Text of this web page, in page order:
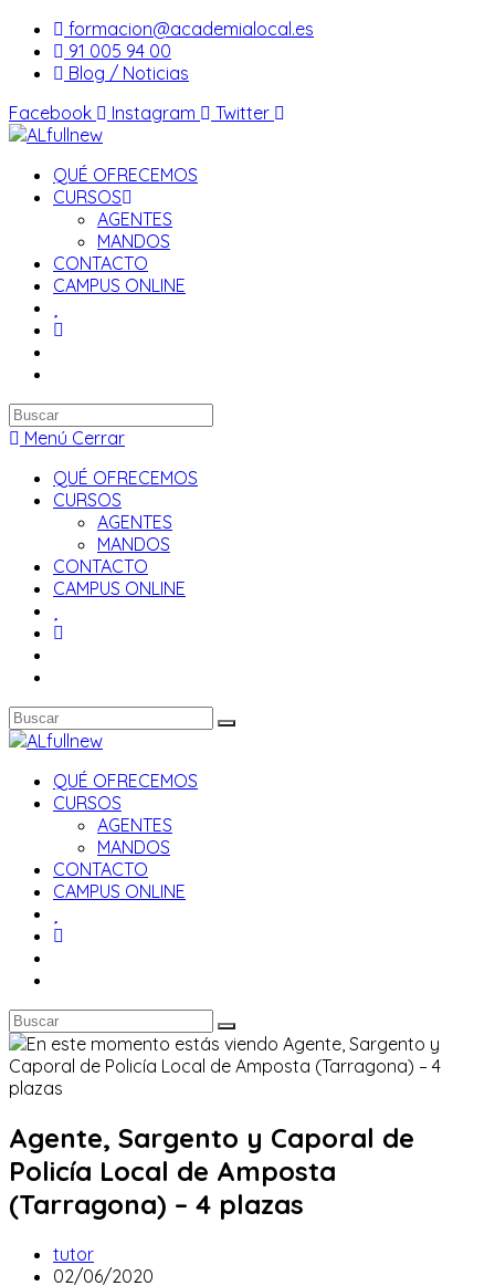
Saltar
contenido
formacion@academialocal.es
91 005 94 00
Blog / Noticias
Facebook
Instagram Twitter
QUÉ OFRECEMOS
CURSOS
AGENTES
MANDOS
CONTACTO
CAMPUS ONLINE
Buscar
en
web
Menú Cerrar
QUÉ OFRECEMOS
CURSOS
AGENTES
MANDOS
CONTACTO
CAMPUS ONLINE
QUÉ OFRECEMOS
CURSOS
AGENTES
MANDOS
CONTACTO
CAMPUS ONLINE
Agente, Sargento y Caporal de
Policía Local de Amposta
(Tarragona) – 4 plazas
Autor
de
tutor
Publicación
02/06/2020